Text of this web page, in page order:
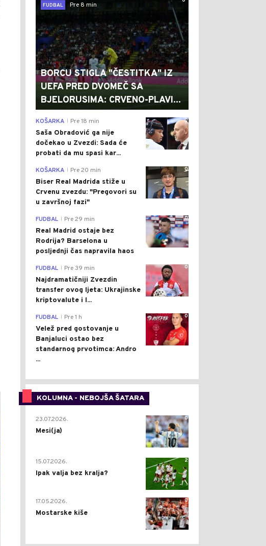
FUDBAL
Pre 8 min
BORCU STIGLA "ČESTITKA" IZ
UEFA PRED DVOMEČ SA
BJELORUSIMA: CRVENO-PLAVI...
0
KOŠARKA Pre 18 min
Saša Obradović ga nije
dočekao u Zvezdi: Sada će
probati da mu spasi kar...
0
KOŠARKA Pre 20 min
Biser Real Madrida stiže u
Crvenu zvezdu: "Pregovori su
u završnoj fazi"
0
FUDBAL Pre 29 min
Real Madrid ostaje bez
Rodrija? Barselona u
posljednji čas napravila haos
0
FUDBAL Pre 39 min
Najdramatičniji Zvezdin
transfer ovog ljeta: Ukrajinske
kriptovalute i l...
0
FUDBAL Pre 1 h
Velež pred gostovanje u
Banjaluci ostao bez
standarnog prvotimca: Andro
...
KOLUMNA - NEBOJŠA ŠATARA
0
23.07.2026.
Mesi(ja)
2
15.07.2026.
Ipak valja bez kralja?
0
17.05.2026.
Mostarske kiše